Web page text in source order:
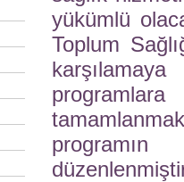
yükümlü
Toplum